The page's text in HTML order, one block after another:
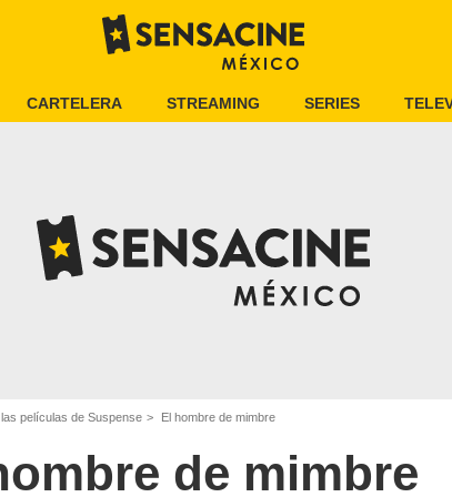
CARTELERA STREAMING SERIES
películas de Suspense El hombre de mimbre
de mimbre